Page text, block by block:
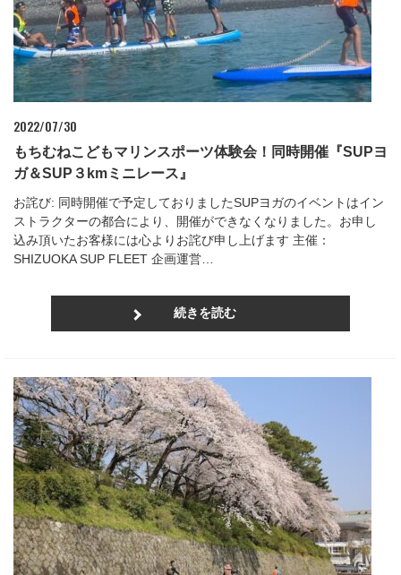
2022/07/30
もちむねこどもマリンスポーツ体験会！同時開催『SUPヨ
ガ＆SUP３kmミニレース』
お詫び: 同時開催で予定しておりましたSUPヨガのイベントはイン
ストラクターの都合により、開催ができなくなりました。お申し
込み頂いたお客様には心よりお詫び申し上げます 主催：
SHIZUOKA SUP FLEET 企画運営…
続きを読む